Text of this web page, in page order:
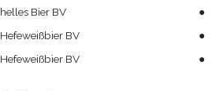
helles Bier BV
●
Hefeweißbier BV
●
Hefeweißbier BV ●